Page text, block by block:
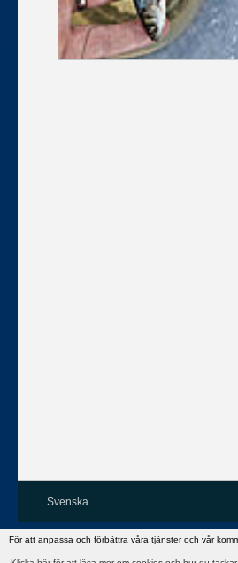
För att anpassa och förbättra våra tjänster och vår
Svenska